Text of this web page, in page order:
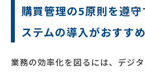
購買管理の5原則を遵
ステムの導入がおすすめ
業務の効率化を図るには、デジ